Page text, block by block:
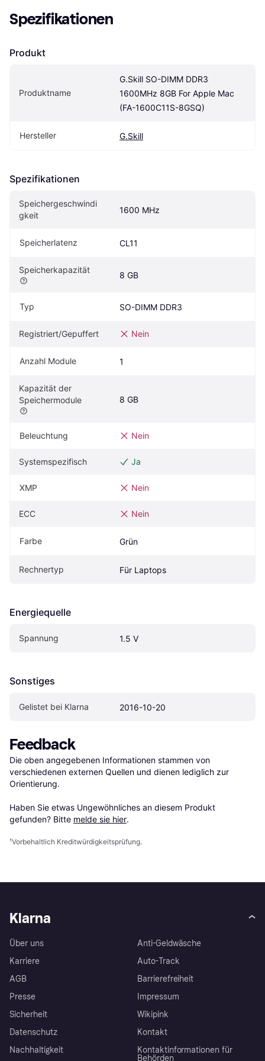
Spezifikationen
Produkt
Produktname
G.Skill SO-DIMM DDR3
1600MHz 8GB For Apple Mac
(FA-1600C11S-8GSQ)
Hersteller G.Skill
Spezifikationen
Speichergeschwindi
gkeit
1600 MHz
Speicherlatenz CL11
Speicherkapazität
8 GB
Typ SO-DIMM DDR3
Registriert/Gepuffert Nein
Anzahl Module 1
Kapazität der
Speichermodule
8 GB
Beleuchtung Nein
Systemspezifisch Ja
XMP Nein
ECC Nein
Farbe Grün
Rechnertyp Für Laptops
Energiequelle
Spannung 1.5 V
Sonstiges
Gelistet bei Klarna 2016-10-20
Feedback
Die oben angegebenen Informationen stammen von
verschiedenen externen Quellen und dienen lediglich zur
Orientierung.
Haben Sie etwas Ungewöhnliches an diesem Produkt
gefunden? Bitte melde sie hier.
¹Vorbehaltlich Kreditwürdigkeitsprüfung.
Klarna
Über uns
Karriere
AGB
Presse
Sicherheit
Datenschutz
Nachhaltigkeit
Anti-Geldwäsche
Auto-Track
Barrierefreiheit
Impressum
Wikipink
Kontakt
Kontaktinformationen für
Behörden